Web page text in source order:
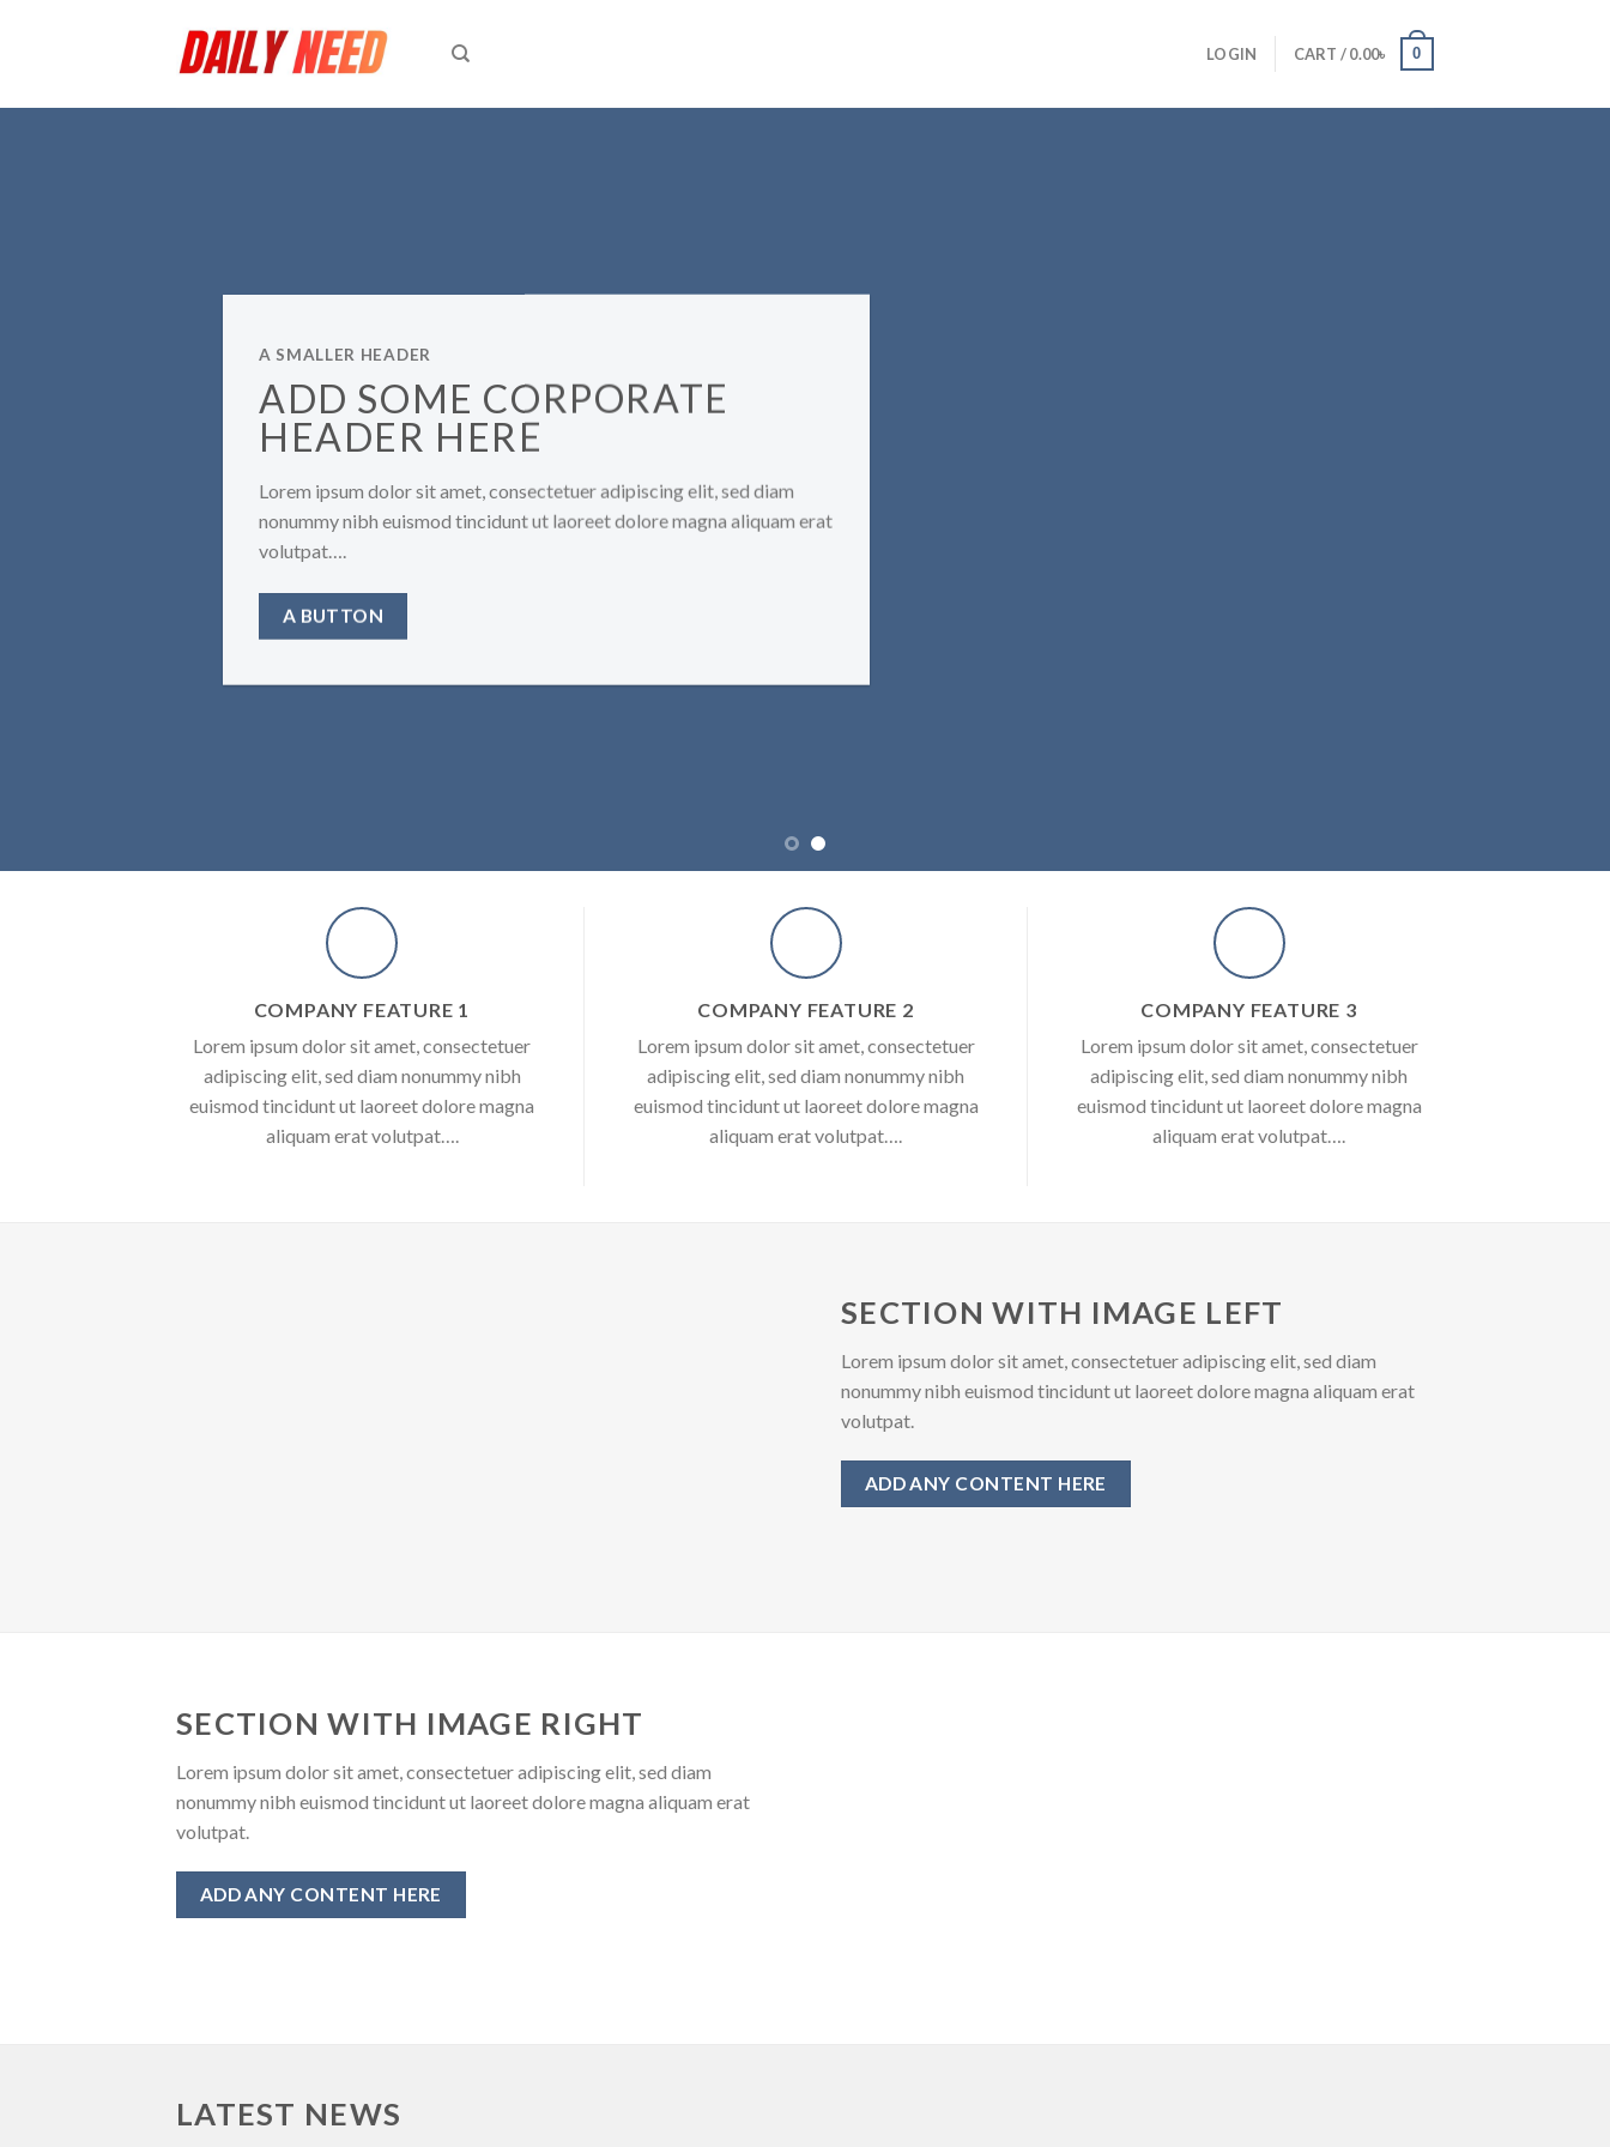
LOGIN CART /0.00৳ 0
A SMALLER HEADER
ADD SOME CORPORATE
HEADER HERE
Lorem ipsum dolor sit amet, consectetuer adipiscing elit, sed diam
nonummy nibh euismod tincidunt ut laoreet dolore magna aliquam erat
volutpat….
A BUTTON
COMPANY FEATURE 1
Lorem ipsum dolor sit amet, consectetuer
adipiscing elit, sed diam nonummy nibh
euismod tincidunt ut laoreet dolore magna
aliquam erat volutpat….
COMPANY FEATURE 2
Lorem ipsum dolor sit amet, consectetuer
adipiscing elit, sed diam nonummy nibh
euismod tincidunt ut laoreet dolore magna
aliquam erat volutpat….
COMPANY FEATURE 3
Lorem ipsum dolor sit amet, consectetuer
adipiscing elit, sed diam nonummy nibh
euismod tincidunt ut laoreet dolore magna
aliquam erat volutpat….
SECTION WITH IMAGE LEFT
Lorem ipsum dolor sit amet, consectetuer adipiscing elit, sed diam
nonummy nibh euismod tincidunt ut laoreet dolore magna aliquam erat
volutpat.
ADD ANY CONTENT HERE
SECTION WITH IMAGE RIGHT
Lorem ipsum dolor sit amet, consectetuer adipiscing elit, sed diam
nonummy nibh euismod tincidunt ut laoreet dolore magna aliquam erat
volutpat.
ADD ANY CONTENT HERE
LATEST NEWS